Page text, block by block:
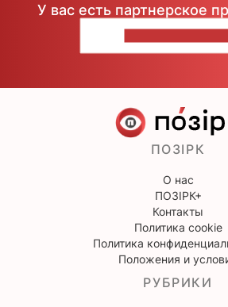
У вас есть партнерское
ПОЗІРК
О нас
ПОЗІРК+
Контакты
Политика cookie
Политика
Положения и
РУБРИКИ